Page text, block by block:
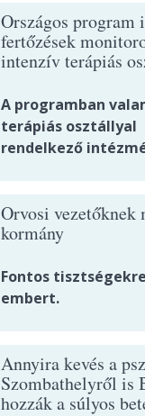
Országos program
fertőzések
intenzív terápiás
A programban
terápiás osztállyal
rendelkező
Orvosi vezetőknek
kormány
Fontos
embert.
Annyira kevés a
Szombathelyről is
hozzák a súlyos